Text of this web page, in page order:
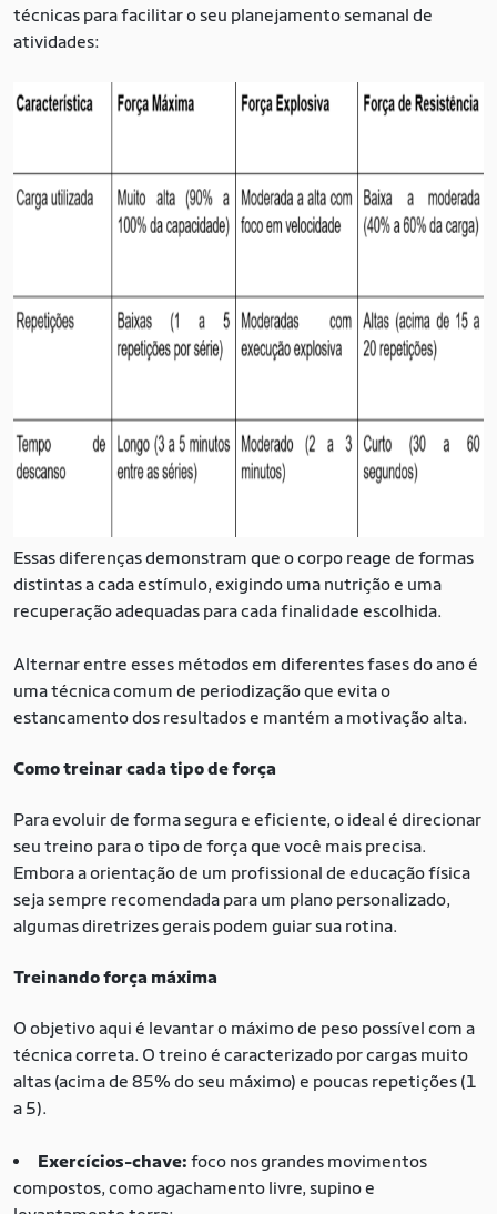
técnicas para facilitar o seu planejamento semanal de
atividades:
Essas diferenças demonstram que o corpo reage de formas
distintas a cada estímulo, exigindo uma nutrição e uma
recuperação adequadas para cada finalidade escolhida.
Alternar entre esses métodos em diferentes fases do ano é
uma técnica comum de periodização que evita o
estancamento dos resultados e mantém a motivação alta.
Como treinar cada tipo de força
Para evoluir de forma segura e eficiente, o ideal é direcionar
seu treino para o tipo de força que você mais precisa.
Embora a orientação de um profissional de educação física
seja sempre recomendada para um plano personalizado,
algumas diretrizes gerais podem guiar sua rotina.
Treinando força máxima
O objetivo aqui é levantar o máximo de peso possível com a
técnica correta. O treino é caracterizado por cargas muito
altas (acima de 85% do seu máximo) e poucas repetições (1
a 5).
Exercícios-chave: foco nos grandes movimentos
compostos, como agachamento livre, supino e